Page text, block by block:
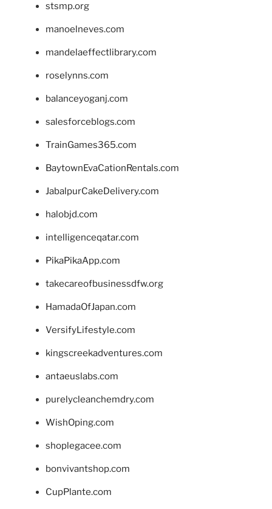
stsmp.org
manoelneves.com
mandelaeffectlibrary.com
roselynns.com
balanceyoganj.com
salesforceblogs.com
TrainGames365.com
BaytownEvaCationRentals.com
JabalpurCakeDelivery.com
halobjd.com
intelligenceqatar.com
PikaPikaApp.com
takecareofbusinessdfw.org
HamadaOfJapan.com
VersifyLifestyle.com
kingscreekadventures.com
antaeuslabs.com
purelycleanchemdry.com
WishOping.com
shoplegacee.com
bonvivantshop.com
CupPlante.com